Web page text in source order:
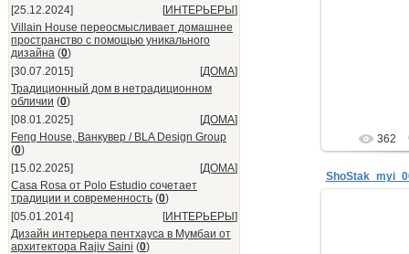
[25.12.2024]
[ИНТЕРЬЕРЫ ]
Villain House переосмысливает домашнее
пространство с помощью уникального
дизайна (0)
[30.07.2015]
[ДОМА]
Традиционный дом в нетрадиционном
обличии (0)
[08.01.2025]
[ДОМА]
Feng House, Ванкувер / BLA Design Group
(0)
[15.02.2025]
[ДОМА]
Casa Rosa от Polo Estudio сочетает
традиции и современность (0)
[05.01.2014]
[ИНТЕРЬЕРЫ ]
Дизайн интерьера пентхауса в Мумбаи от
архитектора Rajiv Saini (0)
362